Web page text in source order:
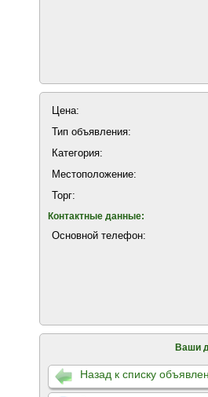
Цена:
Тип объявления:
Категория:
Местоположение:
Торг:
Контактные данные:
Основной телефон:
Ваши
Назад к списку